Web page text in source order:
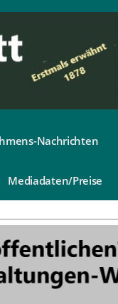
Nachrichten
Mediadaten/Preise